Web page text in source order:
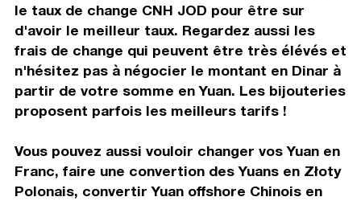
le taux de change CNH JOD pour être sur
d'avoir le meilleur taux. Regardez aussi les
frais de change qui peuvent être très élévés et
n'hésitez pas à négocier le montant en Dinar à
partir de votre somme en Yuan. Les bijouteries
proposent parfois les meilleurs tarifs !
Vous pouvez aussi vouloir changer vos Yuan en
Franc, faire une convertion des Yuans en Złoty
Polonais, convertir Yuan offshore Chinois en